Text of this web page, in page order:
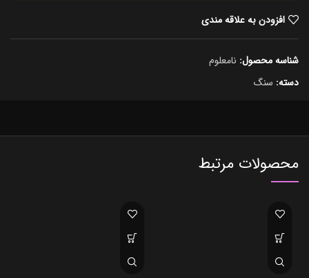
افزودن به علاقه مندی
شناسه محصول: نامعلوم
دسته: سنگ
محصولات مرتبط